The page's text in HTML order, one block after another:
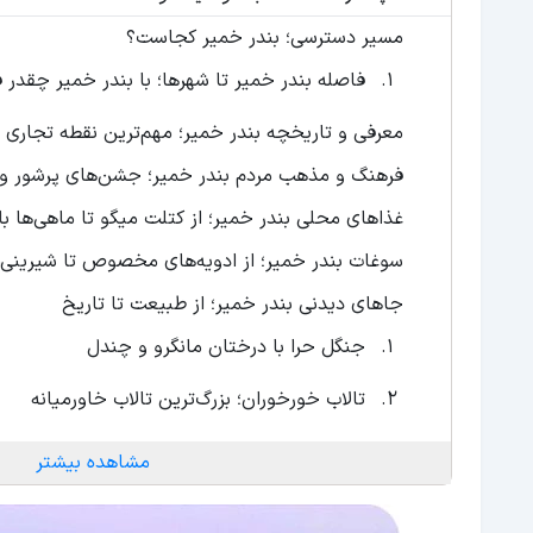
مسیر دسترسی؛ بندر خمیر کجاست؟
فاصله بندر خمیر تا شهرها؛ با بندر خمیر چقدر
معرفی و تاریخچه بندر خمیر؛ مهم‌ترین نقطه تجاری
فرهنگ و مذهب مردم بندر خمیر؛ جشن‌های
غذاهای محلی بندر خمیر؛ از کتلت میگو تا
سوغات بندر خمیر؛ از ادویه‌های مخصوص تا
جاهای دیدنی بندر خمیر؛ از طبیعت تا تاریخ
جنگل حرا با درختان مانگرو و چندل
تالاب خورخوران؛ بزرگ‌ترین تالاب خاورمیانه
آبگرم سیاهکش؛ مکانی بکر با خواص درمانی
پل لاتیدان با سنگ‌های نامنظم!
مشاهده بیشتر